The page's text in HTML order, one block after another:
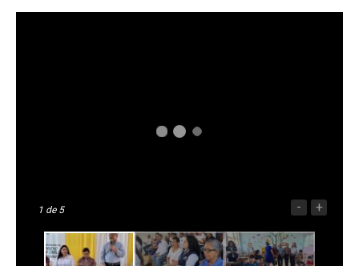
1 de 5 - +